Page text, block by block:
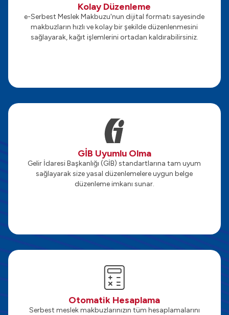
Kolay Düzenleme
e-Serbest Meslek Makbuzu'nun dijital formatı sayesinde
makbuzların hızlı ve kolay bir şekilde düzenlenmesini
sağlayarak, kağıt işlemlerini ortadan kaldırabilirsiniz.
GİB Uyumlu Olma
Gelir İdaresi Başkanlığı (GİB) standartlarına tam uyum
sağlayarak size yasal düzenlemelere uygun belge
düzenleme imkanı sunar.
Otomatik Hesaplama
Serbest meslek makbuzlarınızın tüm hesaplamalarını